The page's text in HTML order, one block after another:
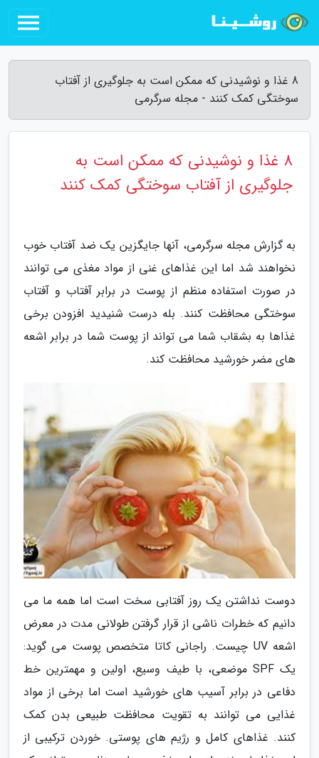
8 غذا و نوشیدنی که ممکن است به جلوگیری از آفتاب
سوختگی کمک کنند - مجله سرگرمی
8 غذا و نوشیدنی که ممکن است به
جلوگیری از آفتاب سوختگی کمک کنند
به گزارش مجله سرگرمی، آنها جایگزین یک ضد آفتاب خوب
نخواهند شد اما این غذاهای غنی از مواد مغذی می توانند
در صورت استفاده منظم از پوست در برابر آفتاب و آفتاب
سوختگی محافظت کنند. بله درست شنیدید افزودن برخی
غذاها به بشقاب شما می تواند از پوست شما در برابر اشعه
های مضر خورشید محافظت کند.
دوست نداشتن یک روز آفتابی سخت است اما همه ما می
دانیم که خطرات ناشی از قرار گرفتن طولانی مدت در معرض
اشعه UV چیست. راجانی کاتا متخصص پوست می گوید:
یک SPF موضعی، با طیف وسیع، اولین و مهمترین خط
دفاعی در برابر آسیب های خورشید است اما برخی از مواد
غذایی می توانند به تقویت محافظت طبیعی بدن کمک
کنند. غذاهای کامل و رژیم های پوستی. خوردن ترکیبی از